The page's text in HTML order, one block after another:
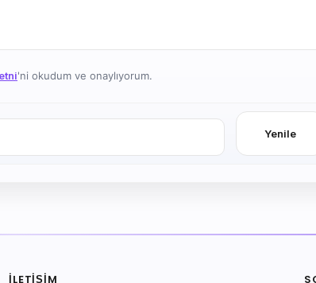
'ni okudum ve onaylıyorum.
Yenile
İLETIŞIM